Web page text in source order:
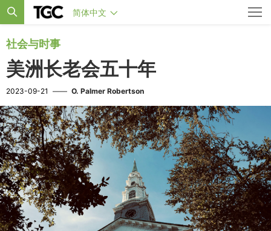
简体中文
社会与时事
美洲长老会五十年
2023-09-21 —— O. Palmer Robertson